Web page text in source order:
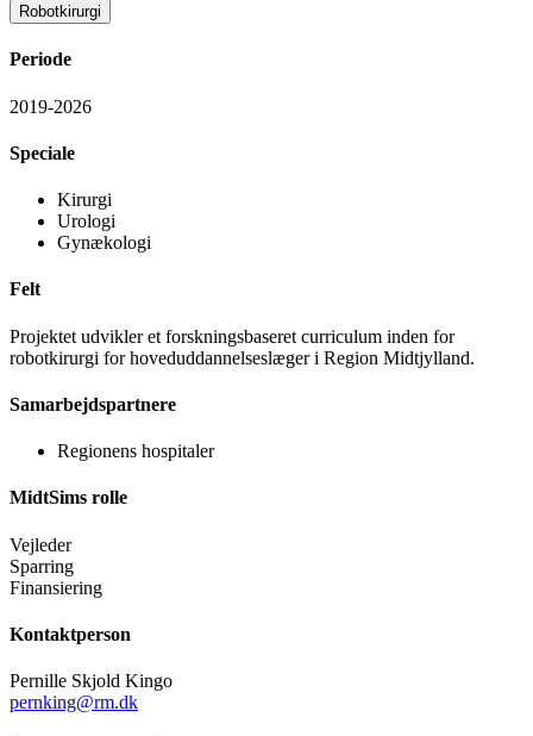
Robotkirurgi
Periode
2019-2026
Speciale
Kirurgi
Urologi
Gynækologi
Felt
Projektet udvikler et forskningsbaseret curriculum inden for
robotkirurgi for hoveduddannelseslæger i Region Midtjylland.
Samarbejdspartnere
Regionens hospitaler
MidtSims rolle
Vejleder
Sparring
Finansiering
Kontaktperson
Pernille Skjold Kingo
pernking@rm.dk